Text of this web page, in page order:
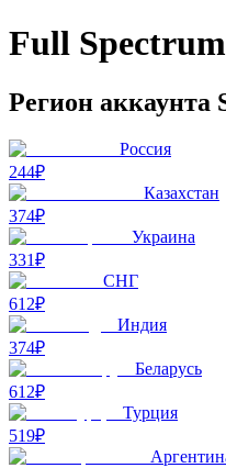
Full
Регион аккаунта
Россия
244₽
Казахстан
374₽
Украина
331₽
СНГ
612₽
Индия
374₽
Беларусь
612₽
Турция
519₽